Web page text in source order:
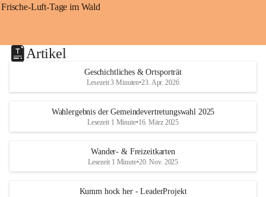
Frische-Luft-Tage im Wald
Artikel
Geschichtliches & Ortsporträt
Lesezeit 3 Minuten•23. Apr. 2026
Wahlergebnis der Gemeindevertretungswahl 2025
Lesezeit 1 Minute•16. März 2025
Wander- & Freizeitkarten
Lesezeit 1 Minute•20. Nov. 2025
Kumm hock her - LeaderProjekt